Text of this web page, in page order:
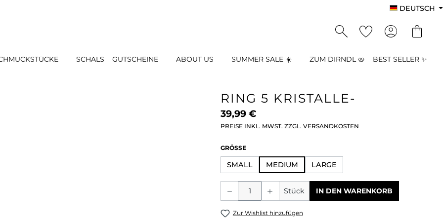
DEUTSCH
SCHALS GUTSCHEINE ABOUT US SUMMER SALE ☀️ ZUM DIRNDL 🥨 BEST SELLER ✨
RING 5 KRISTALLE-
39,99 €
PREISE INKL. MWST. ZZGL. VERSANDKOSTEN
GRÖSSE AUSWÄHLEN
SMALL MEDIUM LARGE
Produkt Anzahl: Gib den
Stück IN DEN WARENKORB
Zur Wishlist hinzufügen